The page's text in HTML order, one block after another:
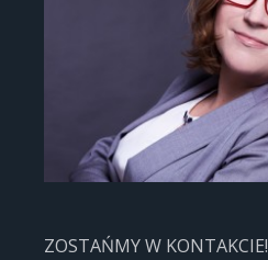
ZOSTAŃMY W KONTAKCIE!